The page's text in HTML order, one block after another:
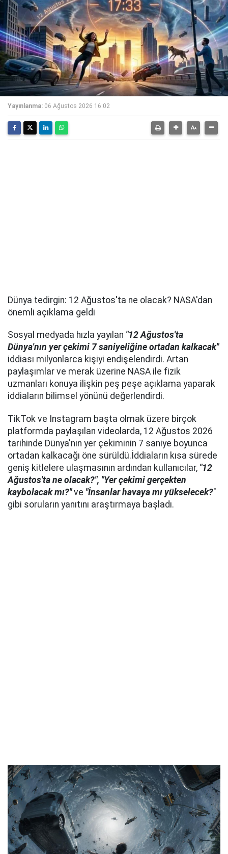
Yayınlanma: 06 Ağustos 2026 16:02
Dünya tedirgin: 12 Ağustos'ta ne olacak? NASA'dan
önemli açıklama geldi
Sosyal medyada hızla yayılan "12 Ağustos'ta
Dünya'nın yer çekimi 7 saniyeliğine ortadan kalkacak"
iddiası milyonlarca kişiyi endişelendirdi. Artan
paylaşımlar ve merak üzerine NASA ile fizik
uzmanları konuya ilişkin peş peşe açıklama yaparak
iddiaların bilimsel yönünü değerlendirdi.
TikTok ve Instagram başta olmak üzere birçok
platformda paylaşılan videolarda, 12 Ağustos 2026
tarihinde Dünya'nın yer çekiminin 7 saniye boyunca
ortadan kalkacağı öne sürüldü.İddiaların kısa sürede
geniş kitlelere ulaşmasının ardından kullanıcılar, "12
Ağustos'ta ne olacak?", "Yer çekimi gerçekten
kaybolacak mı?"ve "İnsanlar havaya mı yükselecek?"
gibi soruların yanıtını araştırmaya başladı.